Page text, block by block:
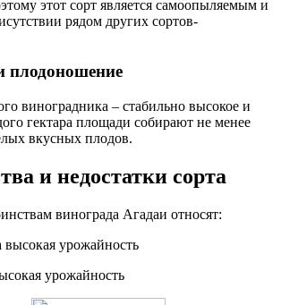
этот сорт является самоопыляемым и
рядом других сортов-
плодоношение
виноградника – стабильно высокое и
гектара площади собирают не менее
вкусных плодов.
и недостатки сорта
винограда Агадаи относят:
урожайность